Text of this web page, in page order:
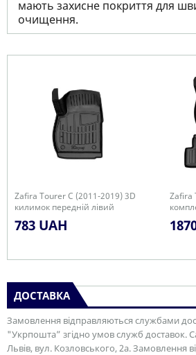
мають захисне покриття для
очищення.
Zafira Tourer С (2011-2019) 3D
килимок передній лівий
783 UAH
Zafira
ДОСТАВКА
Замовлення відправляються службами
"Укрпошта” згідно умов служб доставок.
Львів, вул. Козловського, 2а. Замовлення